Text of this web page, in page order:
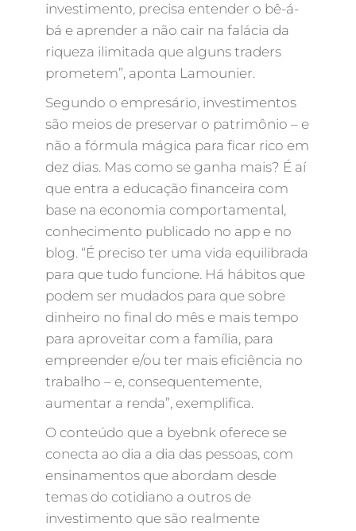
investimento, precisa entender o bê-á-
bá e aprender a não cair na falácia da
riqueza ilimitada que alguns traders
prometem”, aponta Lamounier.
Segundo o empresário, investimentos
são meios de preservar o patrimônio – e
não a fórmula mágica para ficar rico em
dez dias. Mas como se ganha mais? É aí
que entra a educação financeira com
base na economia comportamental,
conhecimento publicado no app e no
blog. “É preciso ter uma vida equilibrada
para que tudo funcione. Há hábitos que
podem ser mudados para que sobre
dinheiro no final do mês e mais tempo
para aproveitar com a família, para
empreender e/ou ter mais eficiência no
trabalho – e, consequentemente,
aumentar a renda”, exemplifica.
O conteúdo que a byebnk oferece se
conecta ao dia a dia das pessoas, com
ensinamentos que abordam desde
temas do cotidiano a outros de
investimento que são realmente